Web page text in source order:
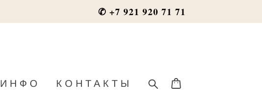
✆ +7 921 920 71 71
ИНФО КОНТАКТЫ